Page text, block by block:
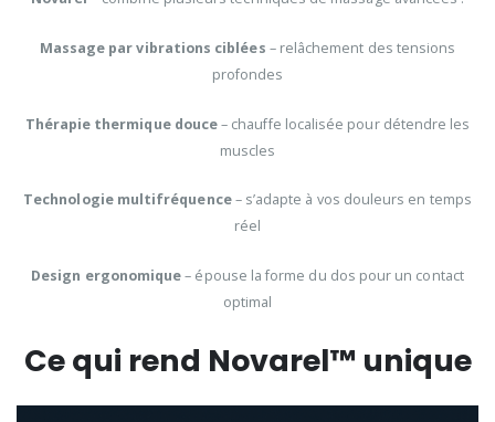
Massage par vibrations ciblées – relâchement des tensions
profondes
Thérapie thermique douce– chauffe localisée pour détendre les
muscles
Technologie multifréquence– s’adapte à vos douleurs en temps
réel
Design ergonomique– épouse la forme du dos pour un contact
optimal
Ce qui rend Novarel™ unique